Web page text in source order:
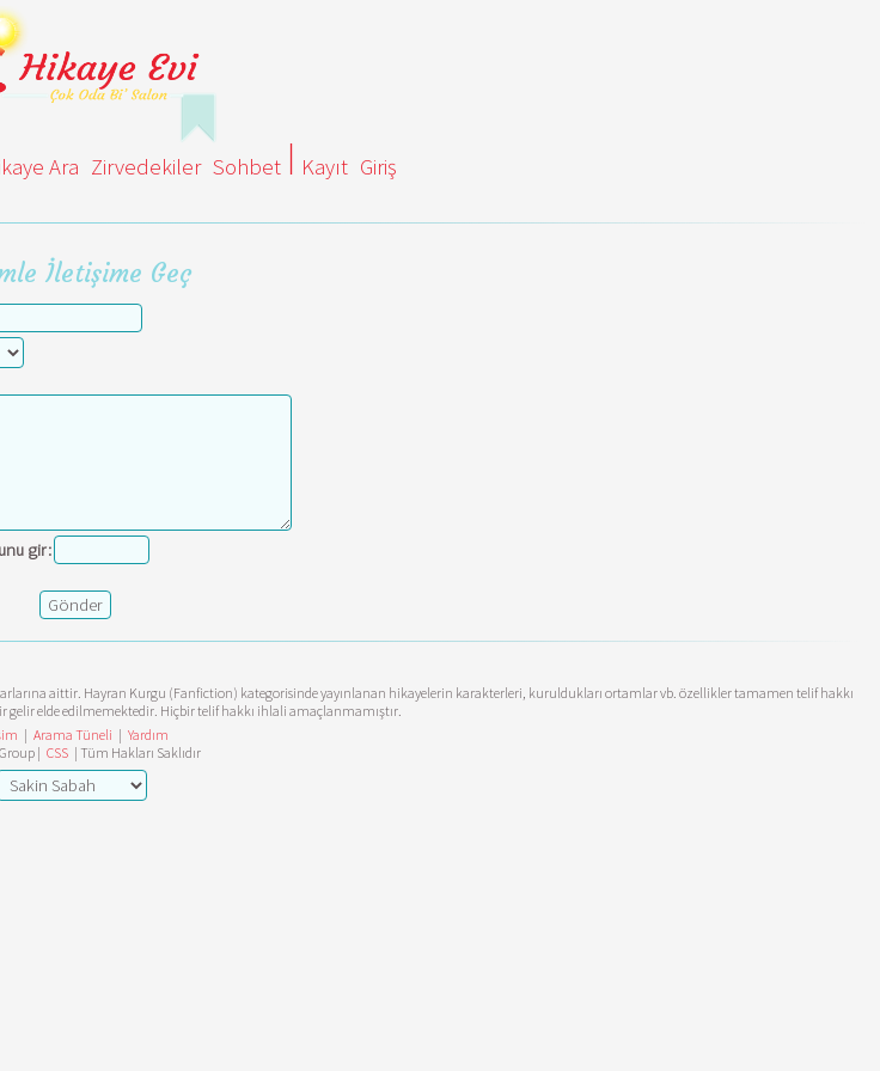
Ara Zirvedekiler Sohbet Kayıt Giriş
İletişime Geç
gir:
aittir. Hayran Kurgu (Fanfiction) kategorisinde yayınlanan hikayelerin karakterleri, kuruldukları ortamlar vb. özellikler tamamen telif hakkı
elde edilmemektedir. Hiçbir telif hakkı ihlali amaçlanmamıştır.
| Arama Tüneli | Yardım
| CSS | Tüm Hakları Saklıdır